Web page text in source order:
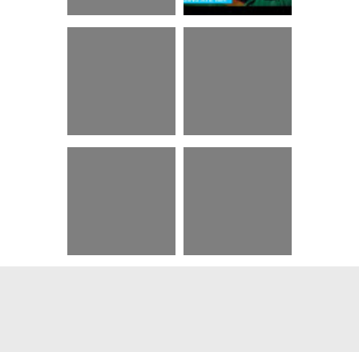
36 Conqueror Pubg
68+ Kata Kata
25+ Status Wa
78 Kata-kata Bijak